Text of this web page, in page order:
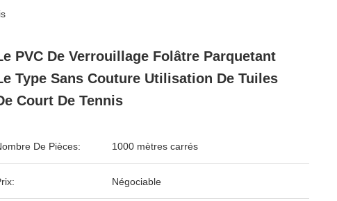
PVC De Verrouillage Folâtre Parquetant
Type Sans Couture Utilisation De Tuiles
Court De Tennis
De Pièces: 1000 mètres carrés
Négociable